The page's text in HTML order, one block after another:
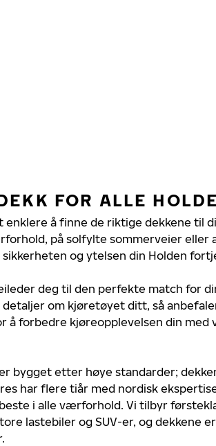
FOR ALLE
å finne de riktige dekkene til
på solfylte sommerveier eller
sikkerheten og ytelsen din Holden
deg til den perfekte match for
detaljer om kjøretøyet ditt, så
å forbedre kjøreopplevelsen din med
bygget etter høye standarder;
har flere tiår med nordisk
i alle værforhold. Vi tilbyr
lastebiler og SUV-er, og dekkene